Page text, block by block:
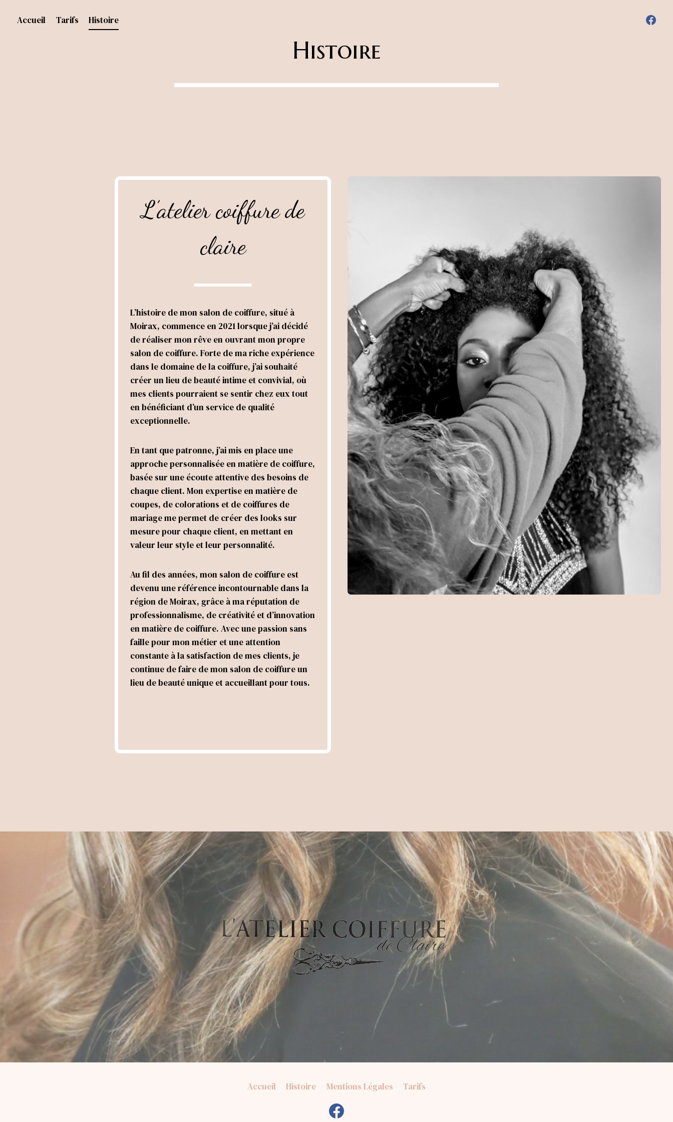
Accueil Tarifs Histoire
Histoire
L’atelier coiffure de
claire
L’histoire de mon salon de coiffure, situé à
Moirax, commence en 2021 lorsque j’ai décidé
de réaliser mon rêve en ouvrant mon propre
salon de coiffure. Forte de ma riche expérience
dans le domaine de la coiffure, j’ai souhaité
créer un lieu de beauté intime et convivial, où
mes clients pourraient se sentir chez eux tout
en bénéficiant d’un service de qualité
exceptionnelle.
En tant que patronne, j’ai mis en place une
approche personnalisée en matière de coiffure,
basée sur une écoute attentive des besoins de
chaque client. Mon expertise en matière de
coupes, de colorations et de coiffures de
mariage me permet de créer des looks sur
mesure pour chaque client, en mettant en
valeur leur style et leur personnalité.
Au fil des années, mon salon de coiffure est
devenu une référence incontournable dans la
région de Moirax, grâce à ma réputation de
professionnalisme, de créativité et d’innovation
en matière de coiffure. Avec une passion sans
faille pour mon métier et une attention
constante à la satisfaction de mes clients, je
continue de faire de mon salon de coiffure un
lieu de beauté unique et accueillant pour tous.
Accueil Histoire Mentions Légales Tarifs